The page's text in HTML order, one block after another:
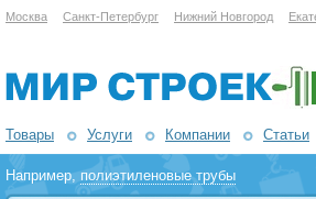
Москва Санкт-Петербург Нижний Новгород
Товары Услуги Компании Статьи
Например,полиэтиленовые трубы